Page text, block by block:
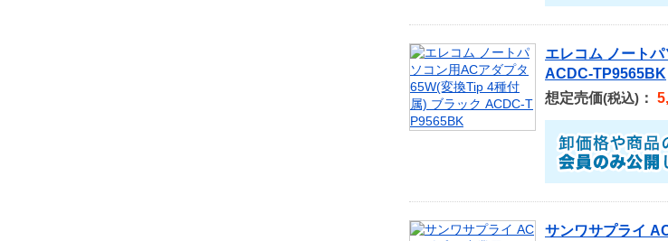
エレコム ノート
ACDC-TP9565BK
想定売価(税込) ：
サンワサプライ